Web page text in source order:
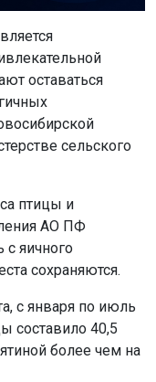
оставаться
сельского
птицы и
АО ПФ
с яичного
сохраняются.
с января по июль
составило 40,5
более чем на